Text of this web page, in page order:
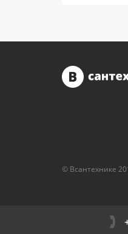
© Всантехнике